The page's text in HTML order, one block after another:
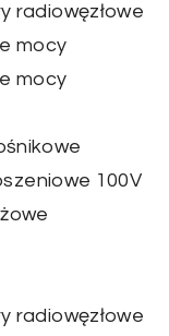
radiowęzłowe
mocy
mocy
100V
radiowęzłowe